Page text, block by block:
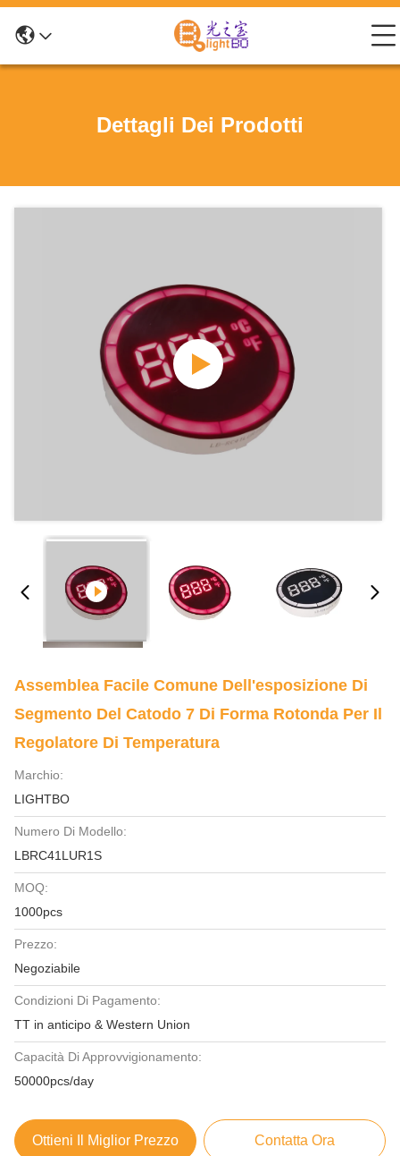
Dettagli Dei Prodotti
Assemblea Facile Comune Dell'esposizione Di
Segmento Del Catodo 7 Di Forma Rotonda Per Il
Regolatore Di Temperatura
Marchio:
LIGHTBO
Numero Di Modello:
LBRC41LUR1S
MOQ:
1000pcs
Prezzo:
Negoziabile
Condizioni Di Pagamento:
TT in anticipo & Western Union
Capacità Di Approvvigionamento:
50000pcs/day
Ottieni Il Miglior Prezzo Contatta Ora